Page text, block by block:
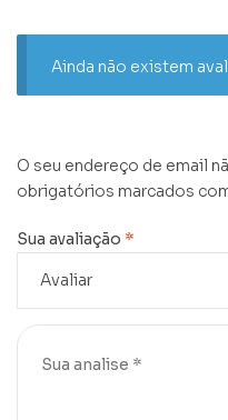
Ainda não existem
O seu endereço de email
obrigatórios marcados
Sua avaliação *